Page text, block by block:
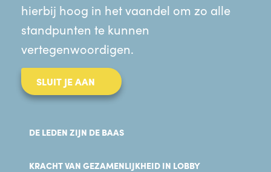
hierbij hoog in het vaandel om zo alle
standpunten te kunnen
vertegenwoordigen.
SLUIT JE AAN
DE LEDEN ZIJN DE BAAS
KRACHT VAN GEZAMENLIJKHEID IN LOBBY